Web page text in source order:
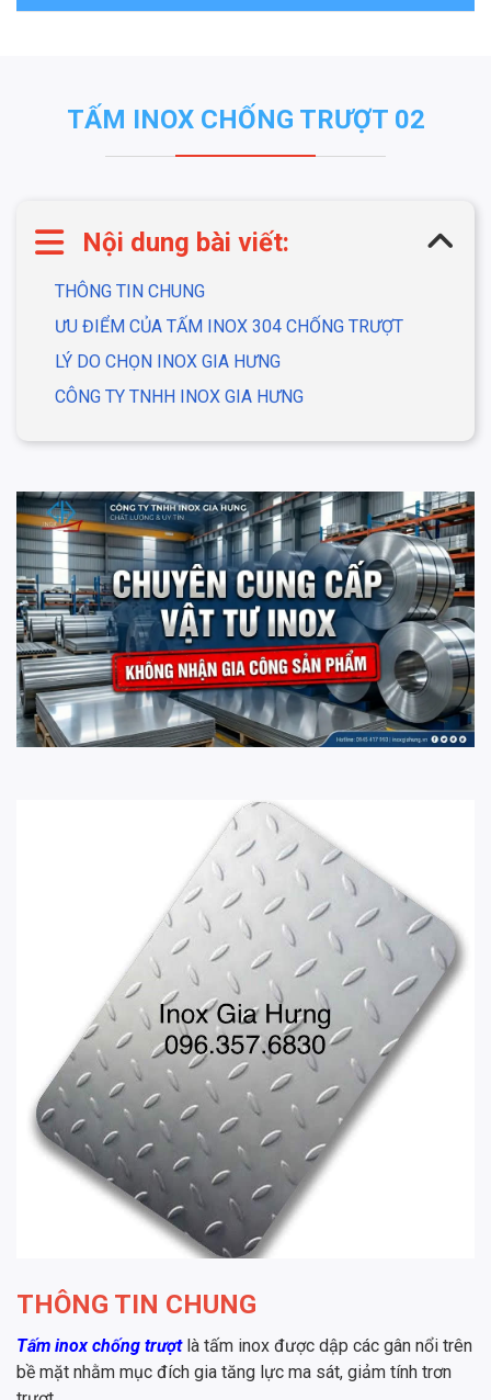
TẤM INOX CHỐNG TRƯỢT 02
Nội dung bài viết:
THÔNG TIN CHUNG
ƯU ĐIỂM CỦA TẤM INOX 304 CHỐNG TRƯỢT
LÝ DO CHỌN INOX GIA HƯNG
CÔNG TY TNHH INOX GIA HƯNG
THÔNG TIN CHUNG
Tấm inox chống trượtlà tấm inox được dập các gân nổi trên
bề mặt nhằm mục đích gia tăng lực ma sát, giảm tính trơn